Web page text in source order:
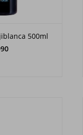
500ml